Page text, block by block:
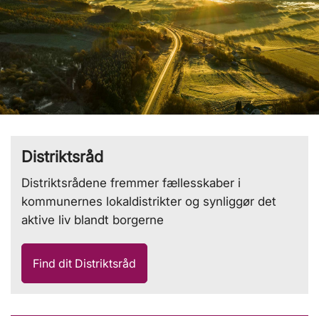
Distriktsråd
Distriktsrådene fremmer fællesskaber i
kommunernes lokaldistrikter og synliggør det
aktive liv blandt borgerne
Find dit Distriktsråd